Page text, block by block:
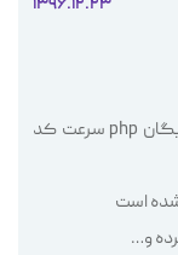
درضمن با توجه به گستردگی اسکریپت های رایگان php سرعت کد